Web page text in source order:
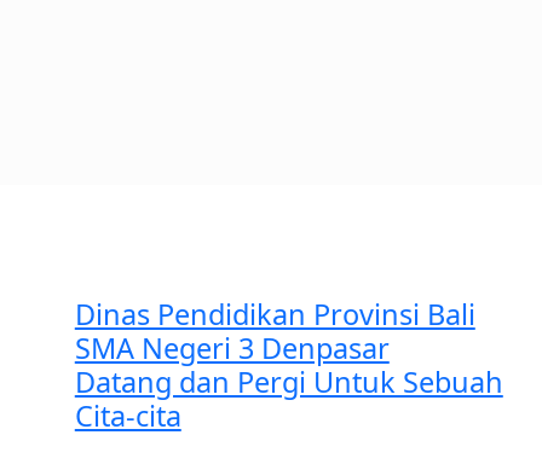
Dinas Pendidikan Provinsi Bali
SMA Negeri 3 Denpasar
Datang dan Pergi Untuk Sebuah
Cita-cita